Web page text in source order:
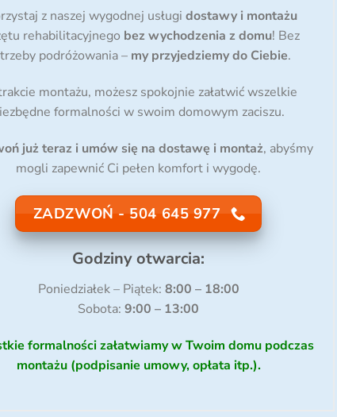
z naszej wygodnej usługi dostawy i montażu
rehabilitacyjnego bez wychodzenia z domu! Bez
podróżowania – my przyjedziemy do Ciebie.
montażu, możesz spokojnie załatwić wszelkie
formalności w swoim domowym zaciszu.
już teraz i umów się na dostawę i montaż, abyśmy
mogli zapewnić Ci pełen komfort i wygodę.
ZADZWOŃ - 504 645 977
Godziny otwarcia:
Poniedziałek – Piątek: 8:00 – 18:00
Sobota: 9:00 – 13:00
formalności załatwiamy w Twoim domu podczas
montażu (podpisanie umowy, opłata itp.).